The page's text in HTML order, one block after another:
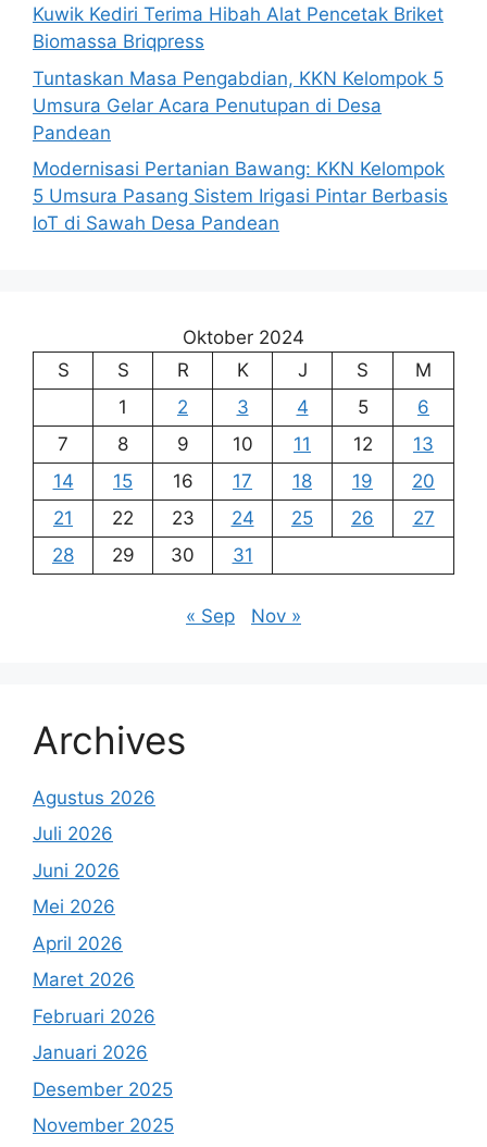
Kuwik Kediri Terima Hibah Alat Pencetak Briket
Biomassa Briqpress
Tuntaskan Masa Pengabdian, KKN Kelompok 5
Umsura Gelar Acara Penutupan di Desa
Pandean
Modernisasi Pertanian Bawang: KKN Kelompok
5 Umsura Pasang Sistem Irigasi Pintar Berbasis
IoT di Sawah Desa Pandean
Oktober 2024
S
S R K J S
M
1
2 3 4 5
6
7
8 9 10 11 12
13
14
15 16 17 18 19
20
21
22 23 24 25 26
27
28
29 30 31
« Sep Nov »
Archives
Agustus 2026
Juli 2026
Juni 2026
Mei 2026
April 2026
Maret 2026
Februari 2026
Januari 2026
Desember 2025
November 2025